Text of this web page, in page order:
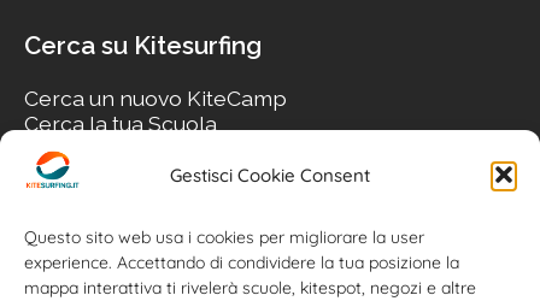
Gestisci Cookie Consent
Questo sito web usa i cookies per migliorare la user
experience. Accettando di condividere la tua posizione la
mappa interattiva ti rivelerà scuole, kitespot, negozi e altre
Cerca su Kitesurfing
Cerca un nuovo KiteCamp
Cerca la tua Scuola
Cerca il tuo KiteSpot
Cerca Accommodation
Cerca il tuo Usato